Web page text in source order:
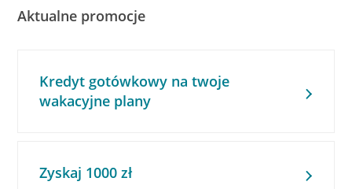
Aktualne promocje
Kredyt gotówkowy na twoje
wakacyjne plany
Zyskaj 1000 zł